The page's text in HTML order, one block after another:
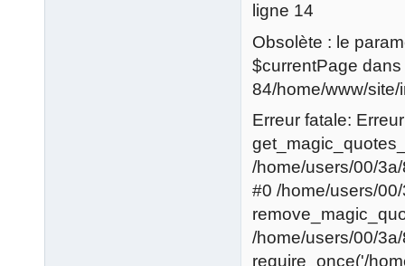
ligne 14
Obsolète : le
$currentPage
84/home/www/
Erreur fatale:
/home/users/00/
#0 /home/users/
/home/users/00/
require_once('/